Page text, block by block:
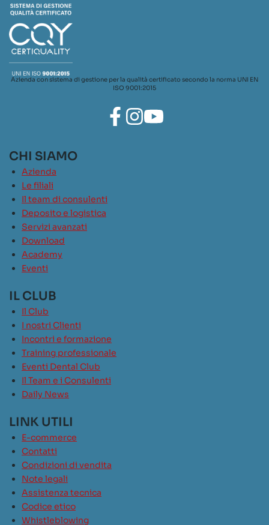
Azienda con sistema di gestione per la qualità certificato secondo la norma UNI EN
ISO 9001:2015
CHI SIAMO
Azienda
Le filiali
Il team di consulenti
Deposito e logistica
Servizi avanzati
Download
Academy
Eventi
IL CLUB
Il Club
I nostri Clienti
Incontri e formazione
Training professionale
Eventi Dental Club
Il Team e i Consulenti
Daily News
LINK UTILI
E-commerce
Contatti
Condizioni di vendita
Note legali
Assistenza tecnica
Codice etico
Whistleblowing